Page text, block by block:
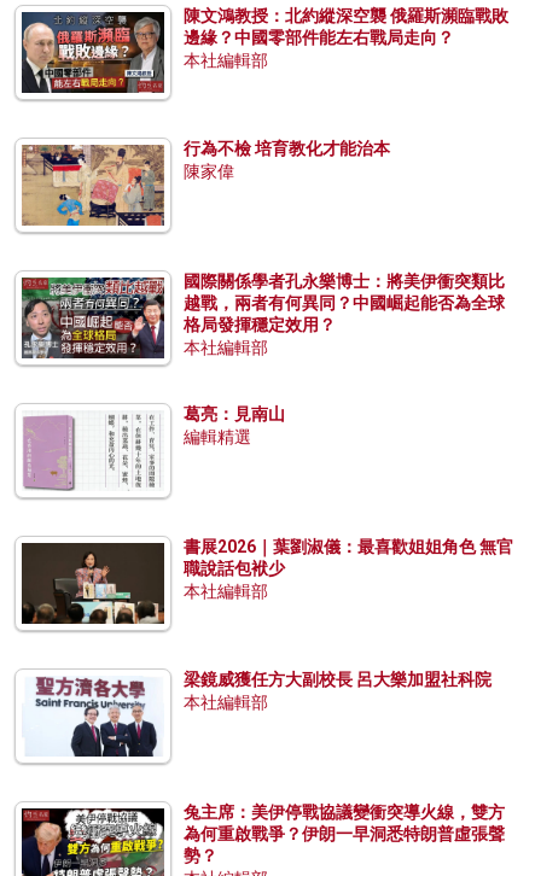
陳文鴻教授：北約縱深空襲 俄羅斯瀕臨戰敗
邊緣？中國零部件能左右戰局走向？
本社編輯部
行為不檢 培育教化才能治本
陳家偉
國際關係學者孔永樂博士：將美伊衝突類比
越戰，兩者有何異同？中國崛起能否為全球
格局發揮穩定效用？
本社編輯部
葛亮：見南山
編輯精選
書展2026｜葉劉淑儀：最喜歡姐姐角色 無官
職說話包袱少
本社編輯部
梁鏡威獲任方大副校長 呂大樂加盟社科院
本社編輯部
兔主席：美伊停戰協議變衝突導火線，雙方
為何重啟戰爭？伊朗一早洞悉特朗普虛張聲
勢？